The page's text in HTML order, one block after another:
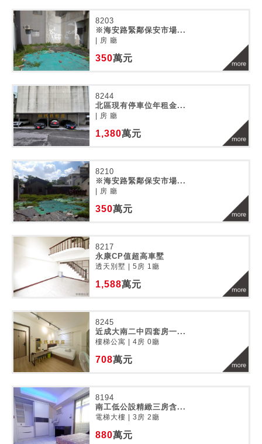
8203
※海安路緊鄰保安市場...
| 房 廳
350萬元
8244
北區現有停車位年租金...
| 房 廳
1,380萬元
8210
※海安路緊鄰保安市場...
| 房 廳
350萬元
8217
永康CP值超高車墅
透天別墅 | 5房 1廳
1,588萬元
8245
近成大南二中四套房一...
樓梯公寓 | 4房 0廳
708萬元
8194
南工低公設精緻三房含...
電梯大樓 | 3房 2廳
880萬元